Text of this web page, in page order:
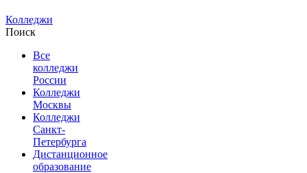
Колледжи
Поиск
Все
колледжи
России
Колледжи
Москвы
Колледжи
Санкт-
Петербурга
Дистанционное
образование